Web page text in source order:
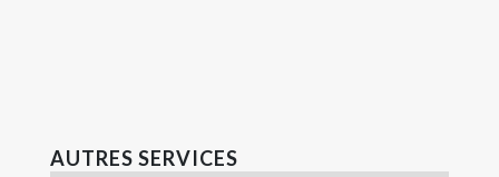
AUTRES SERVICES